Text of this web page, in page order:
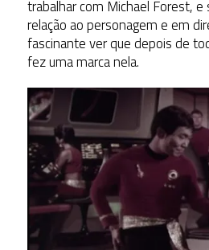
trabalhar com Michael Forest,
relação ao personagem e em
fascinante ver que depois de
fez uma marca nela.